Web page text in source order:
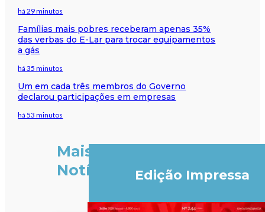
há 29 minutos
Famílias mais pobres receberam apenas 35%
das verbas do E-Lar para trocar equipamentos
a gás
há 35 minutos
Um em cada três membros do Governo
declarou participações em empresas
há 53 minutos
Mais
Notícias
Edição Impressa